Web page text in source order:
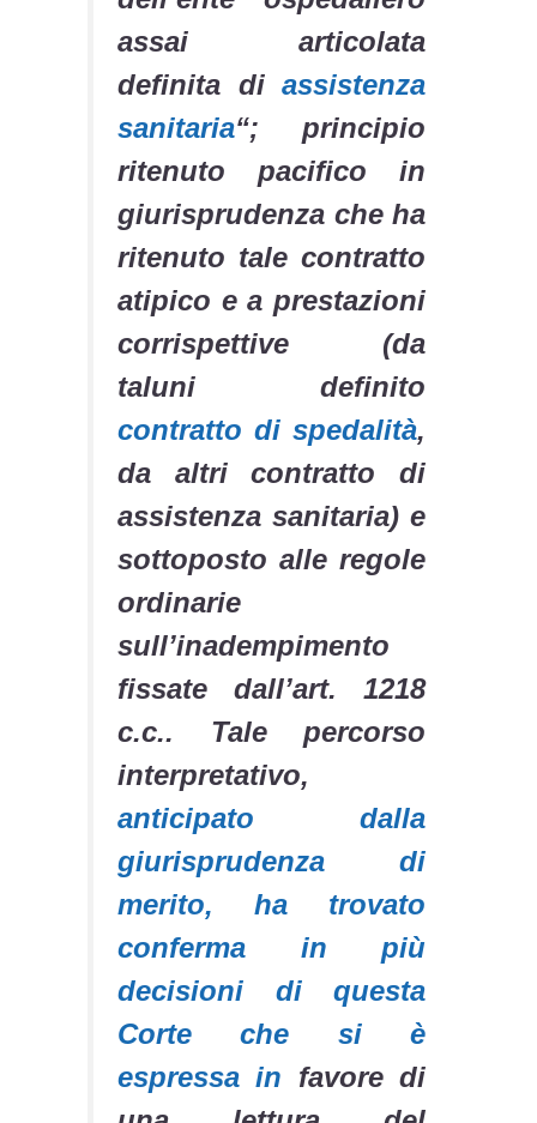
assai articolata
definita di assistenza
sanitaria“; principio
ritenuto pacifico in
giurisprudenza che ha
ritenuto tale contratto
atipico e a prestazioni
corrispettive (da
taluni definito
contratto di spedalità,
da altri contratto di
assistenza sanitaria) e
sottoposto alle regole
ordinarie
sull’inadempimento
fissate dall’art. 1218
c.c.. Tale percorso
interpretativo,
anticipato dalla
giurisprudenza di
merito, ha trovato
conferma in più
decisioni di questa
Corte che si è
espressa in favore di